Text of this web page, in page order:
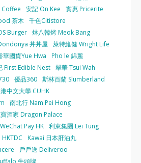
Coffee 安記 On Kee
實惠 Pricerite
茶木 千色Citistore
Burger 炑八韓烤 Meok Bang
丼丼屋
萊特維健 Wright Life
華國貨Yue Hwa
Pho le 錦麗
First Edible Nest 翠華 Tsui Wah
優品360 斯林百蘭 Slumberland
中文大學 CUHK
南北行 Nam Pei Hong
酒家 Dragon Palace
WeChat Pay HK 利東集團 Lei Tung
Kawai 日本肝油丸
戶戶送 Deliveroo